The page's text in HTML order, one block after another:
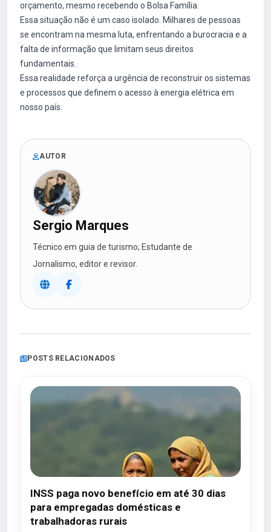
orçamento, mesmo recebendo o Bolsa Família.
Essa situação não é um caso isolado. Milhares de pessoas
se encontram na mesma luta, enfrentando a burocracia e a
falta de informação que limitam seus direitos
fundamentais.
Essa realidade reforça a urgência de reconstruir os sistemas
e processos que definem o acesso à energia elétrica em
nosso país.
AUTOR
Sergio Marques
Técnico em guia de turismo; Estudante de
Jornalismo, editor e revisor.
POSTS RELACIONADOS
INSS paga novo benefício em até 30 dias
para empregadas domésticas e
trabalhadoras rurais